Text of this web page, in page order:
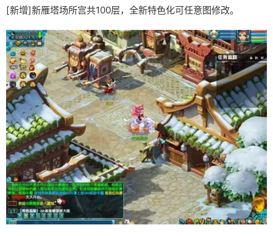
[新增]新雁塔场所宫共100层，全新特色化可任意图修改。